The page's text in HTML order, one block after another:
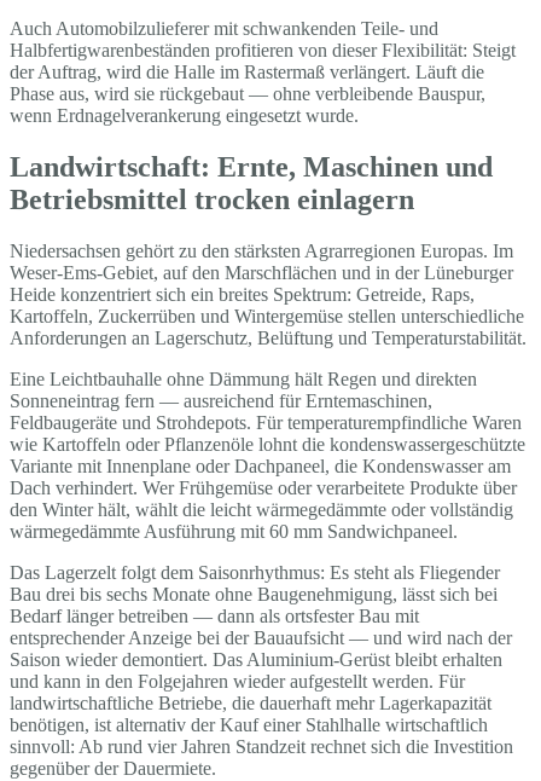
Auch Automobilzulieferer mit schwankenden Teile- und
Halbfertigwarenbeständen profitieren von dieser Flexibilität: Steigt
der Auftrag, wird die Halle im Rastermaß verlängert. Läuft die
Phase aus, wird sie rückgebaut — ohne verbleibende Bauspur,
wenn Erdnagelverankerung eingesetzt wurde.
Landwirtschaft: Ernte, Maschinen und
Betriebsmittel trocken einlagern
Niedersachsen gehört zu den stärksten Agrarregionen Europas. Im
Weser-Ems-Gebiet, auf den Marschflächen und in der Lüneburger
Heide konzentriert sich ein breites Spektrum: Getreide, Raps,
Kartoffeln, Zuckerrüben und Wintergemüse stellen unterschiedliche
Anforderungen an Lagerschutz, Belüftung und Temperaturstabilität.
Eine Leichtbauhalle ohne Dämmung hält Regen und direkten
Sonneneintrag fern — ausreichend für Erntemaschinen,
Feldbaugeräte und Strohdepots. Für temperaturempfindliche Waren
wie Kartoffeln oder Pflanzenöle lohnt die kondenswassergeschützte
Variante mit Innenplane oder Dachpaneel, die Kondenswasser am
Dach verhindert. Wer Frühgemüse oder verarbeitete Produkte über
den Winter hält, wählt die leicht wärmegedämmte oder vollständig
wärmegedämmte Ausführung mit 60 mm Sandwichpaneel.
Das Lagerzelt folgt dem Saisonrhythmus: Es steht als Fliegender
Bau drei bis sechs Monate ohne Baugenehmigung, lässt sich bei
Bedarf länger betreiben — dann als ortsfester Bau mit
entsprechender Anzeige bei der Bauaufsicht — und wird nach der
Saison wieder demontiert. Das Aluminium-Gerüst bleibt erhalten
und kann in den Folgejahren wieder aufgestellt werden. Für
landwirtschaftliche Betriebe, die dauerhaft mehr Lagerkapazität
benötigen, ist alternativ der Kauf einer Stahlhalle wirtschaftlich
sinnvoll: Ab rund vier Jahren Standzeit rechnet sich die Investition
gegenüber der Dauermiete.